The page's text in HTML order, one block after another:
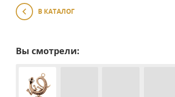
В КАТАЛОГ
Вы смотрели: